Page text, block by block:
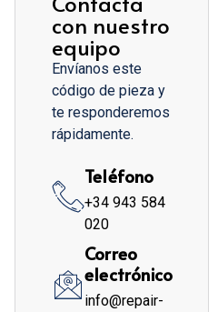
con nuestro
equipo
Envíanos este
código de pieza y
te responderemos
rápidamente.
Teléfono
+34 943 584
020
Correo
electrónico
info@repair-